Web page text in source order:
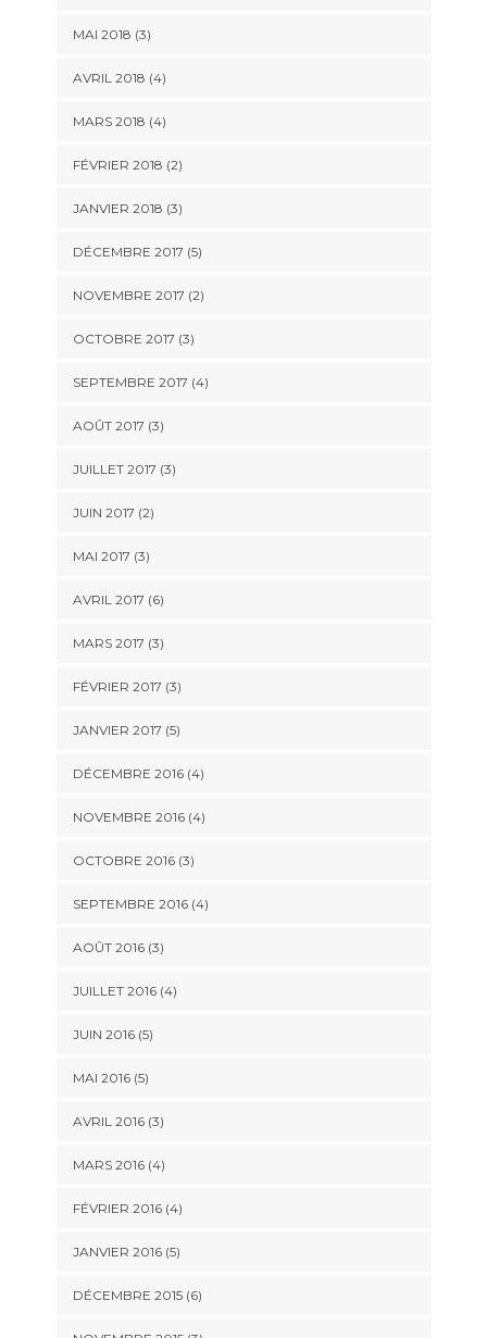
MAI 2018 (3)
AVRIL 2018 (4)
MARS 2018 (4)
FÉVRIER 2018 (2)
JANVIER 2018 (3)
DÉCEMBRE 2017 (5)
NOVEMBRE 2017 (2)
OCTOBRE 2017 (3)
SEPTEMBRE 2017 (4)
AOÛT 2017 (3)
JUILLET 2017 (3)
JUIN 2017 (2)
MAI 2017 (3)
AVRIL 2017 (6)
MARS 2017 (3)
FÉVRIER 2017 (3)
JANVIER 2017 (5)
DÉCEMBRE 2016(4)
NOVEMBRE 2016(4)
OCTOBRE 2016(3)
SEPTEMBRE 2016(4)
AOÛT 2016(3)
JUILLET 2016(4)
JUIN 2016(5)
MAI 2016(5)
AVRIL 2016(3)
MARS 2016(4)
FÉVRIER 2016(4)
JANVIER 2016(5)
DÉCEMBRE 2015(6)